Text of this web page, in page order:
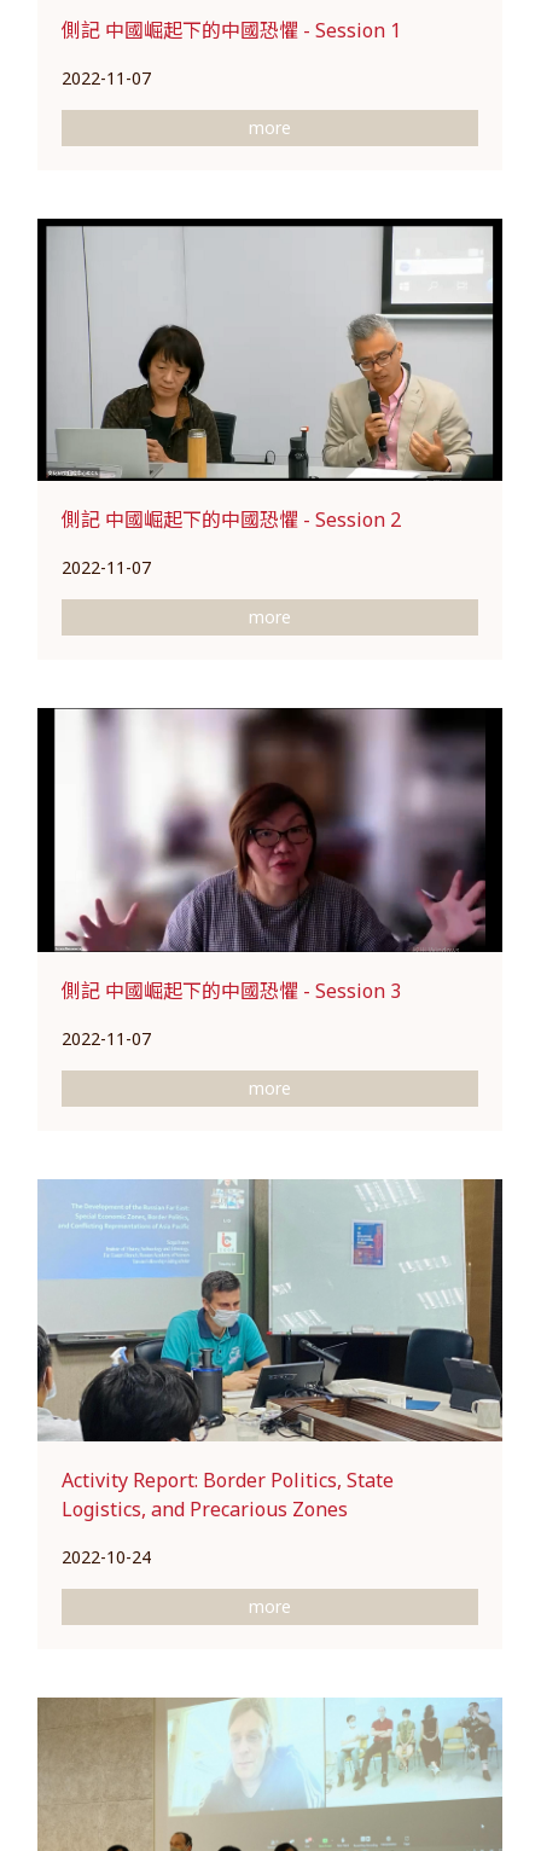
側記 中國崛起下的中國恐懼 - Session 1
2022-11-07
more
側記 中國崛起下的中國恐懼 - Session 2
2022-11-07
more
側記 中國崛起下的中國恐懼 - Session 3
2022-11-07
more
Activity Report: Border Politics, State
Logistics, and Precarious Zones
2022-10-24
more